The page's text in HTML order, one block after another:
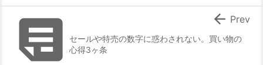
セールや特売の数字に惑わされない。買い物の
心得3ヶ条
 Prev